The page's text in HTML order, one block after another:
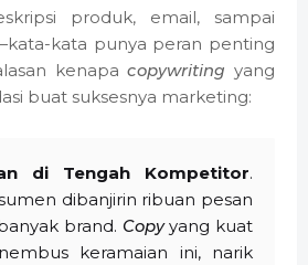
produk, email, sampai
kata punya peran penting
kenapacopywriting yang
buat suksesnya marketing:
di Tengah Kompetitor.
dibanjirin ribuan pesan
brand. Copyyang kuat
keramaian ini, narik